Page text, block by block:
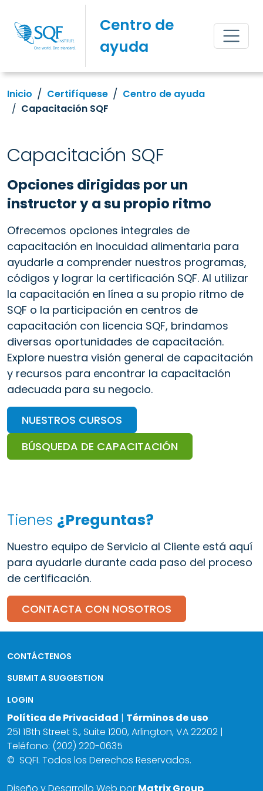
Centro de
ayuda
Inicio Certifíquese
Centro de ayuda
Capacitación SQF
Tienes ¿Preguntas?
Nuestro equipo de Servicio al Cliente está aquí
para ayudarle durante cada paso del proceso
de certificación.
CONTACTA CON NOSOTROS
Capacitación SQF
Opciones dirigidas por un
instructor y a su propio ritmo
Ofrecemos opciones integrales de
capacitación en inocuidad alimentaria para
ayudarle a comprender nuestros programas,
códigos y lograr la certificación SQF. Al utilizar
la capacitación en línea a su propio ritmo de
SQF o la participación en centros de
capacitación con licencia SQF, brindamos
diversas oportunidades de capacitación.
Explore nuestra visión general de capacitación
y recursos para encontrar la capacitación
adecuada para su negocio.
NUESTROS CURSOS
BÚSQUEDA DE CAPACITACIÓN
CONTÁCTENOS
SUBMIT A SUGGESTION
LOGIN
Política de Privacidad | Términos de uso
251 18th Street S., Suite 1200, Arlington, VA 22202 |
Teléfono: (202) 220-0635
© SQFI. Todos los Derechos Reservados.